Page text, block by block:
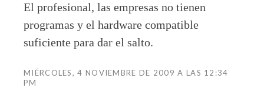
El profesional, las empresas no tienen
programas y el hardware compatible
suficiente para dar el salto.
MIÉRCOLES, 4 NOVIEMBRE DE 2009 A LAS 12:34
PM